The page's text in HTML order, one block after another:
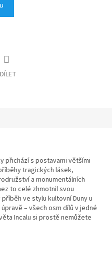
přichází s postavami většími
tragických lásek,
a monumentálních
to celé zhmotnil svou
ve stylu kultovní Duny u
– všech osm dílů v jedné
Incalu si prostě nemůžete